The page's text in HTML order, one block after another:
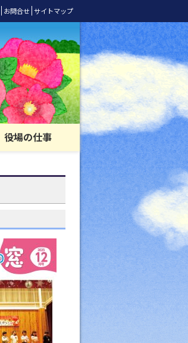
お問合せ サイトマップ
役場の仕事